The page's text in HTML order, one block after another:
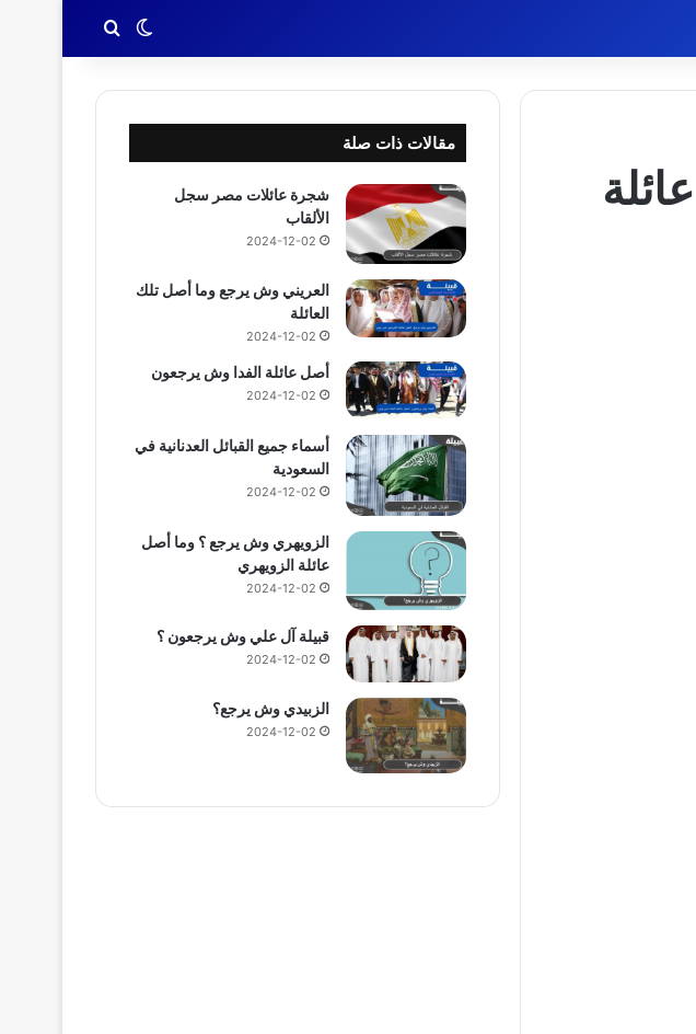
الوضع المظلم
بحث عن
مقالات ذات صلة
شجرة عائلات مصر سجل
الألقاب
2024-12-02
العريني وش يرجع وما أصل تلك
العائلة
2024-12-02
أصل عائلة الفدا وش يرجعون
2024-12-02
أسماء جميع القبائل العدنانية في
السعودية
2024-12-02
الزويهري وش يرجع ؟ وما أصل
عائلة الزويهري
2024-12-02
قبيلة آل علي وش يرجعون ؟
2024-12-02
الزبيدي وش يرجع؟
2024-12-02